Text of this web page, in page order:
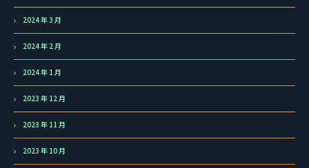
2024 年 3 月
2024 年 2 月
2024 年 1 月
2023 年 12 月
2023 年 11 月
2023 年 10 月